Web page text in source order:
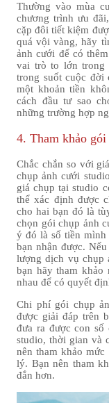
Thường vào mùa
chương trình ưu
cặp đôi tiết kiệm
quá vội vàng, hãy
ảnh cưới để có
vai trò to lớn trong
trong suốt cuộc đời
một khoản tiền
cách đầu tư sao
những trường hợp
4. Tham khảo
Chắc chắn so với
chụp ảnh cưới
giá chụp tại studio
thể xác định được
cho hai bạn đó là
chọn gói chụp ảnh
ý đó là số tiền
bạn nhận được.
lượng dịch vụ chụp
bạn hãy tham khảo
nhau để có quyết
Chi phí gói chụp
được giải đáp trên
đưa ra được con
studio, thời gian và
nên tham khảo
lý. Bạn nên tham
đắn hơn.